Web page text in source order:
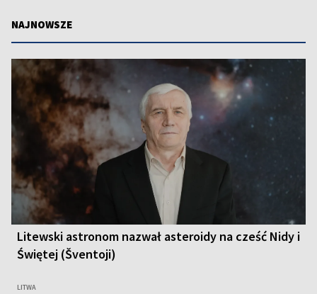
NAJNOWSZE
Litewski astronom nazwał asteroidy na cześć Nidy i
Świętej (Šventoji)
LITWA